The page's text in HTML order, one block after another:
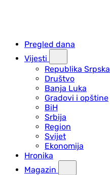
Pregled dana
Vijesti
Republika Srpska
Društvo
Banja Luka
Gradovi i opštine
BiH
Srbija
Region
Svijet
Ekonomija
Hronika
Magazin